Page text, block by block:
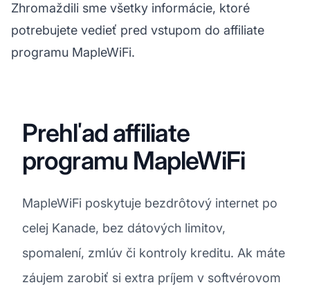
Zhromaždili sme všetky informácie, ktoré
potrebujete vedieť pred vstupom do affiliate
programu MapleWiFi.
Prehľad affiliate
programu MapleWiFi
MapleWiFi poskytuje bezdrôtový internet po
celej Kanade, bez dátových limitov,
spomalení, zmlúv či kontroly kreditu. Ak máte
záujem zarobiť si extra príjem v softvérovom